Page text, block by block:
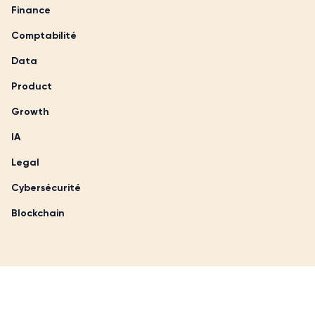
Finance
Comptabilité
Data
Product
Growth
IA
Legal
Cybersécurité
Blockchain